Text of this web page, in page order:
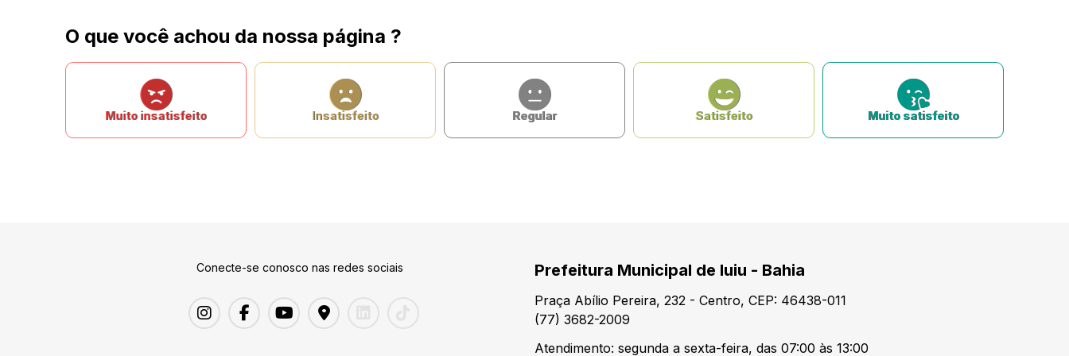
O que você achou da nossa página ?
Muito insatisfeito Insatisfeito Regular Satisfeito Muito satisfeito
Conecte-se conosco nas redes sociais Prefeitura Municipal de Iuiu - Bahia
Praça Abílio Pereira, 232 - Centro, CEP: 46438-011
(77) 3682-2009
Atendimento: segunda a sexta-feira, das 07:00 às 13:00